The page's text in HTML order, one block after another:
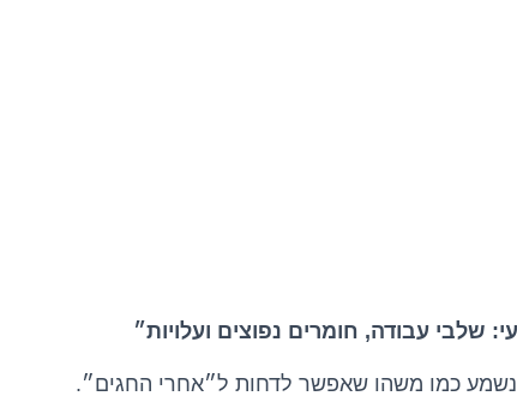
שלבי עבודה, חומרים נפוצים ועלויות״
נשמע כמו משהו שאפשר לדחות ל״אחרי החגים״.